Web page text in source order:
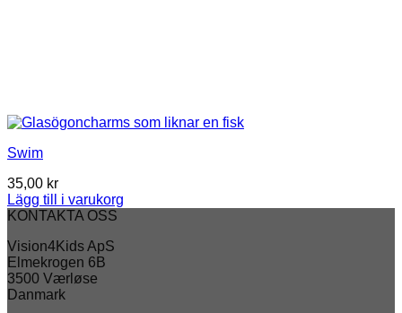
Swim
35,00 kr
Lägg till i varukorg
KONTAKTA OSS
Vision4Kids ApS
Elmekrogen 6B
3500 Værløse
Danmark